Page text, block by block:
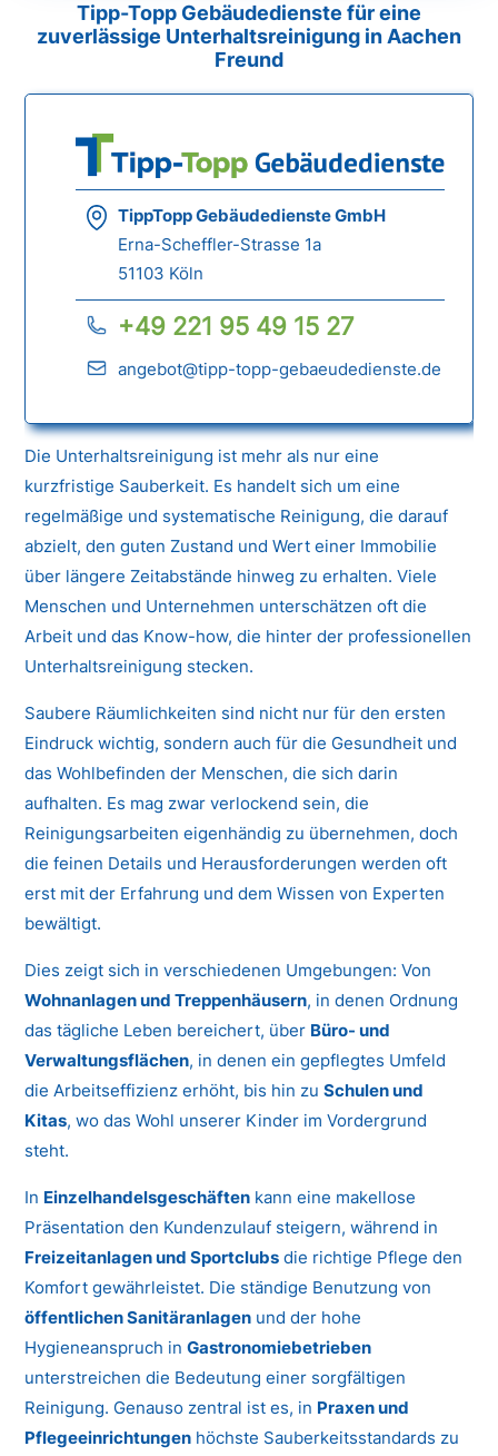
Tipp-Topp Gebäudedienste für eine
zuverlässige Unterhaltsreinigung in Aachen
Freund
TippTopp Gebäudedienste GmbH
Erna-Scheffler-Strasse 1a
51103 Köln
+49 221 95 49 15 27
angebot@tipp-topp-gebaeudedienste.de
Die Unterhaltsreinigung ist mehr als nur eine
kurzfristige Sauberkeit. Es handelt sich um eine
regelmäßige und systematische Reinigung, die darauf
abzielt, den guten Zustand und Wert einer Immobilie
über längere Zeitabstände hinweg zu erhalten. Viele
Menschen und Unternehmen unterschätzen oft die
Arbeit und das Know-how, die hinter der professionellen
Unterhaltsreinigung stecken.
Saubere Räumlichkeiten sind nicht nur für den ersten
Eindruck wichtig, sondern auch für die Gesundheit und
das Wohlbefinden der Menschen, die sich darin
aufhalten. Es mag zwar verlockend sein, die
Reinigungsarbeiten eigenhändig zu übernehmen, doch
die feinen Details und Herausforderungen werden oft
erst mit der Erfahrung und dem Wissen von Experten
bewältigt.
Dies zeigt sich in verschiedenen Umgebungen: Von
Wohnanlagen und Treppenhäusern, in denen Ordnung
das tägliche Leben bereichert, über Büro- und
Verwaltungsflächen, in denen ein gepflegtes Umfeld
die Arbeitseffizienz erhöht, bis hin zuSchulen und
Kitas, wo das Wohl unserer Kinder im Vordergrund
steht.
In Einzelhandelsgeschäften kann eine makellose
Präsentation den Kundenzulauf steigern, während in
Freizeitanlagen und Sportclubs die richtige Pflege den
Komfort gewährleistet. Die ständige Benutzung von
öffentlichen Sanitäranlagen und der hohe
Hygieneanspruch inGastronomiebetrieben
unterstreichen die Bedeutung einer sorgfältigen
Reinigung. Genauso zentral ist es, in Praxen und
Pflegeeinrichtungen höchste Sauberkeitsstandards zu